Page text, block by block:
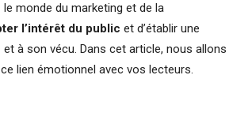
monde du marketing et de la
l’intérêt du public et d’établir une
à son vécu. Dans cet article, nous allons
lien émotionnel avec vos lecteurs.